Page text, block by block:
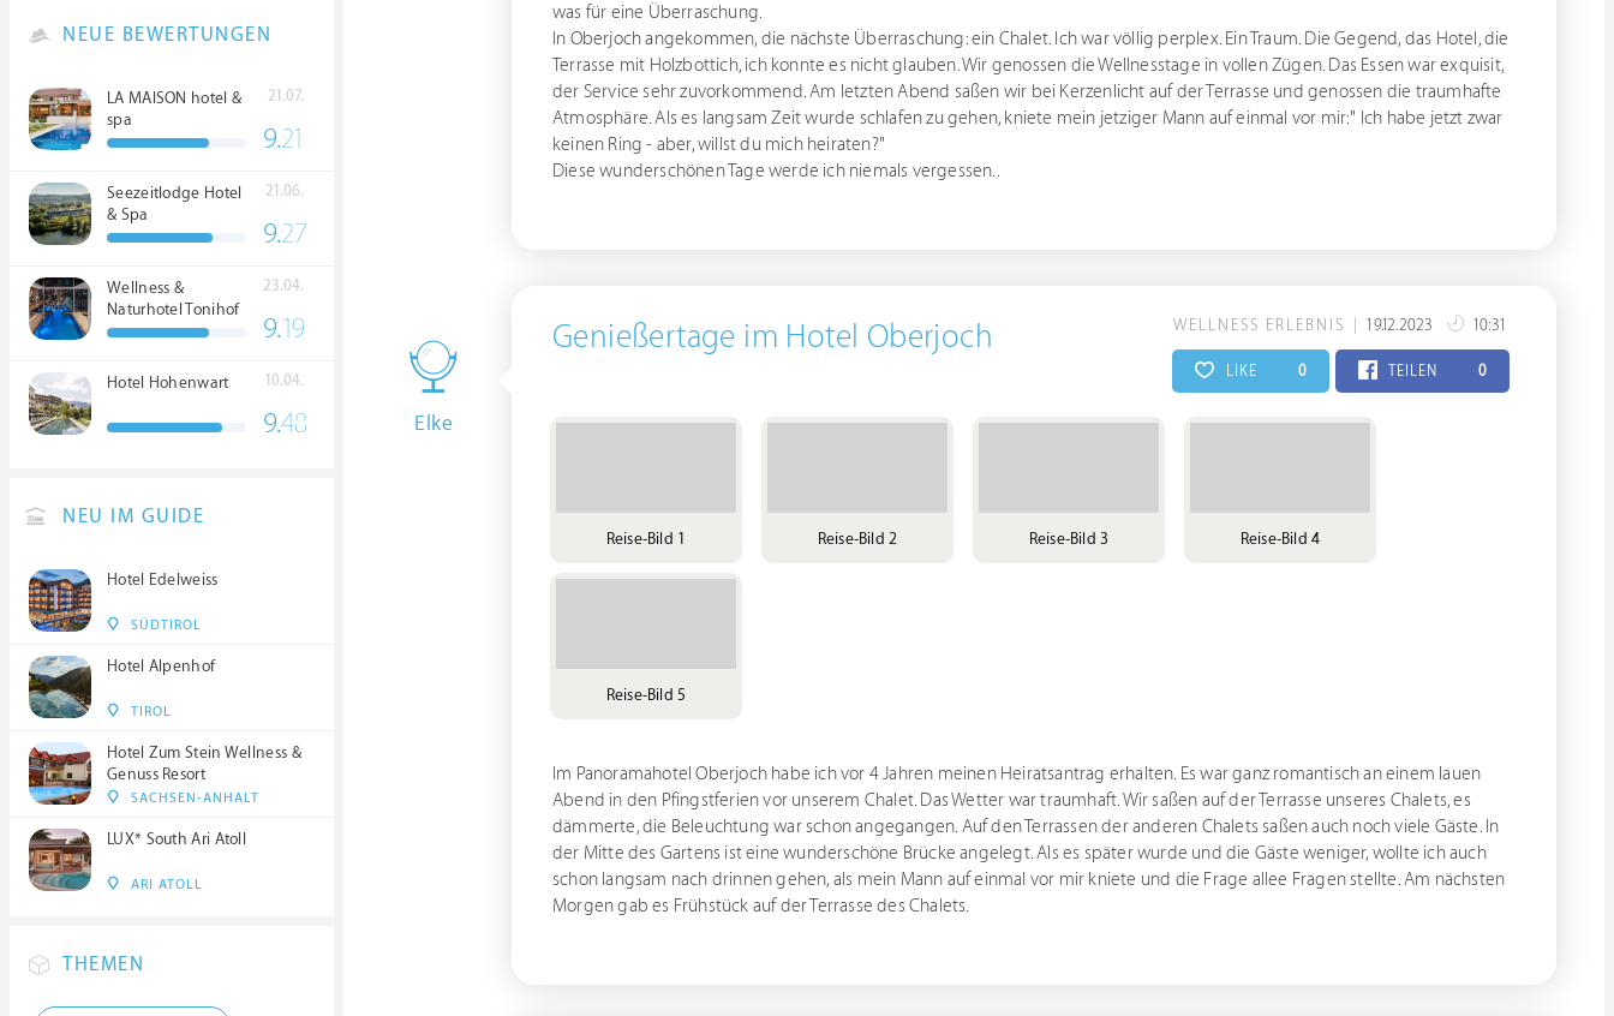
was für eine Überraschung.
In Oberjoch angekommen, die nächste Überraschung: ein Chalet. Ich war völlig perplex. Ein Traum. Die Gegend, das Hotel, die
Terrasse mit Holzbottich, ich konnte es nicht glauben. Wir genossen die Wellnesstage in vollen Zügen. Das Essen war exquisit,
der Service sehr zuvorkommend. Am letzten Abend saßen wir bei Kerzenlicht auf der Terrasse und genossen die traumhafte
Atmosphäre. Als es langsam Zeit wurde schlafen zu gehen, kniete mein jetziger Mann auf einmal vor mir:" Ich habe jetzt zwar
keinen Ring - aber, willst du mich heiraten?"
Diese wunderschönen Tage werde ich niemals vergessen..
Elke
WELLNESS ERLEBNIS 19.12.2023 10:31
LIKE 0 TEILEN 0
Genießertage im Hotel Oberjoch
Reise-Bild 1 Reise-Bild 2 Reise-Bild 3 Reise-Bild 4
Reise-Bild 5
Im Panoramahotel Oberjoch habe ich vor 4 Jahren meinen Heiratsantrag erhalten. Es war ganz romantisch an einem lauen
Abend in den Pfingstferien vor unserem Chalet. Das Wetter war traumhaft. Wir saßen auf der Terrasse unseres Chalets, es
dämmerte, die Beleuchtung war schon angegangen. Auf den Terrassen der anderen Chalets saßen auch noch viele Gäste. In
der Mitte des Gartens ist eine wunderschöne Brücke angelegt. Als es später wurde und die Gäste weniger, wollte ich auch
schon langsam nach drinnen gehen, als mein Mann auf einmal vor mir kniete und die Frage allee Fragen stellte. Am nächsten
Morgen gab es Frühstück auf der Terrasse des Chalets.
NEUE BEWERTUNGEN
LA MAISON hotel &
spa
21.07.
9.21
Seezeitlodge Hotel
& Spa
21.06.
9.27
Wellness &
Naturhotel Tonihof
****S
23.04.
9.19
Hotel Hohenwart 10.04.
9.48
NEU IM GUIDE
Hotel Edelweiss
SÜDTIROL
Hotel Alpenhof
TIROL
Hotel Zum Stein Wellness &
Genuss Resort
SACHSEN-ANHALT
LUX* South Ari Atoll
ARI ATOLL
THEMEN